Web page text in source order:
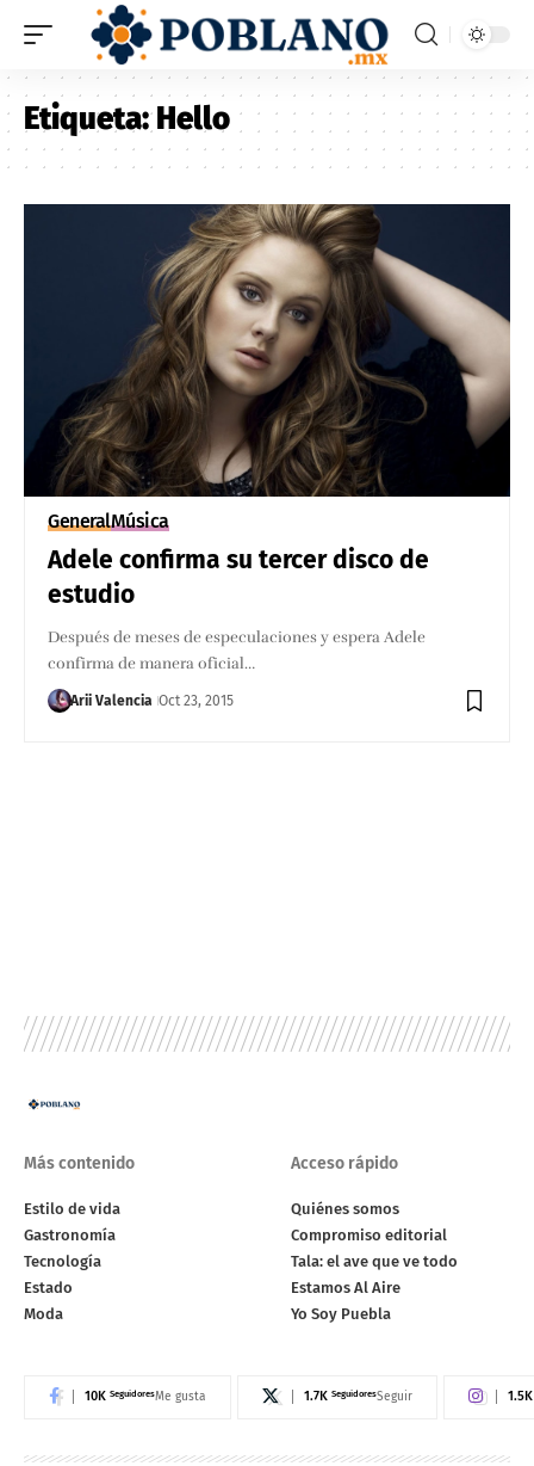
Etiqueta:Hello
GeneralMúsica
Adele confirma su tercer disco de
estudio
Después de meses de especulaciones y espera Adele
confirma de manera oficial…
Arii Valencia Oct 23, 2015
Más contenido
Estilo de vida
Gastronomía
Tecnología
Estado
Moda
Acceso rápido
Quiénes somos
Compromiso editorial
Tala: el ave que ve todo
Estamos Al Aire
Yo Soy Puebla
10K SeguidoresMe gusta 1.7K SeguidoresSeguir 1.5K